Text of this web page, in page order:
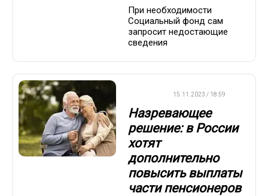
При необходимости
Социальный фонд сам
запросит недостающие
сведения
15.11.2023 / 18:59
Назревающее
решение: в России
хотят
дополнительно
повысить выплаты
части пенсионеров